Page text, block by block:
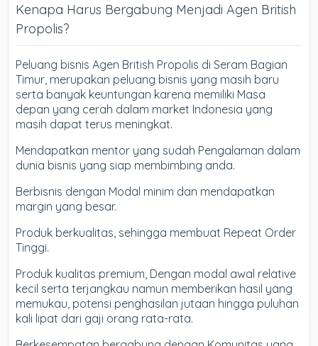
Kenapa Harus Bergabung Menjadi Agen British
Propolis?
Peluang bisnis Agen British Propolis di Seram Bagian
Timur, merupakan peluang bisnis yang masih baru
serta banyak keuntungan karena memiliki Masa
depan yang cerah dalam market Indonesia yang
masih dapat terus meningkat.
Mendapatkan mentor yang sudah Pengalaman dalam
dunia bisnis yang siap membimbing anda.
Berbisnis dengan Modal minim dan mendapatkan
margin yang besar.
Produk berkualitas, sehingga membuat Repeat Order
Tinggi.
Produk kualitas premium, Dengan modal awal relative
kecil serta terjangkau namun memberikan hasil yang
memukau, potensi penghasilan jutaan hingga puluhan
kali lipat dari gaji orang rata-rata.